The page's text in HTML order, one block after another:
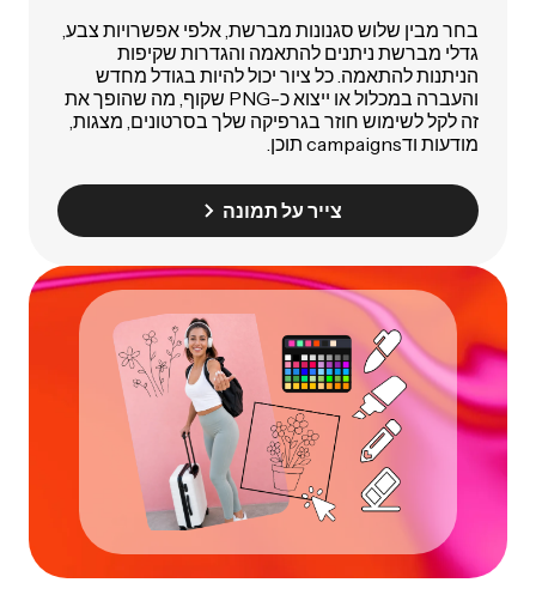
בחר מבין שלוש סגנונות מברשת, אלפי אפשרויות צבע,
גדלי מברשת ניתנים להתאמה והגדרות שקיפות
הניתנות להתאמה. כל ציור יכול להיות בגודל מחדש
והעברה במכלול או ייצוא כ-PNG שקוף, מה שהופך את
זה לקל לשימוש חוזר בגרפיקה שלך בסרטונים, מצגות,
מודעות ודcampaigns תוכן.
צייר על תמונה